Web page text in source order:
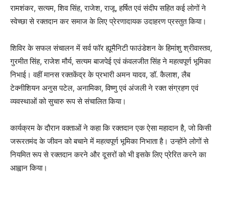
रामशंकर, सत्यम, शिव सिंह, राजेश, राजू, हर्षित एवं संदीप सहित कई लोगों ने
स्वेच्छा से रक्तदान कर समाज के लिए प्रेरणादायक उदाहरण प्रस्तुत किया।
शिविर के सफल संचालन में सर्व फॉर ह्यूमैनिटी फाउंडेशन के हिमांशु श्रीवास्तव,
गुरमीत सिंह, राजेश मौर्य, सत्यम बाजपेई एवं कंवलजीत सिंह ने महत्वपूर्ण भूमिका
निभाई। वहीं मानस रक्तकेंद्र के प्रभारी अमन यादव, डॉ. कैलाश, लैब
टेक्नीशियन अनुस पटेल, अनामिका, विष्णु एवं अंजली ने रक्त संग्रहण एवं
व्यवस्थाओं को सुचारु रूप से संचालित किया।
कार्यक्रम के दौरान वक्ताओं ने कहा कि रक्तदान एक ऐसा महादान है, जो किसी
जरूरतमंद के जीवन को बचाने में महत्वपूर्ण भूमिका निभाता है। उन्होंने लोगों से
नियमित रूप से रक्तदान करने और दूसरों को भी इसके लिए प्रेरित करने का
आह्वान किया।